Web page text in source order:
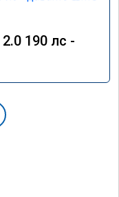
190 лс -